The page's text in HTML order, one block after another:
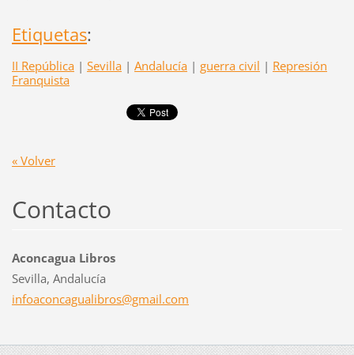
Etiquetas:
II República | Sevilla | Andalucía | guerra civil | Represión
Franquista
« Volver
Contacto
Aconcagua Libros
Sevilla, Andalucía
infoaconcagualibros@gmail.com